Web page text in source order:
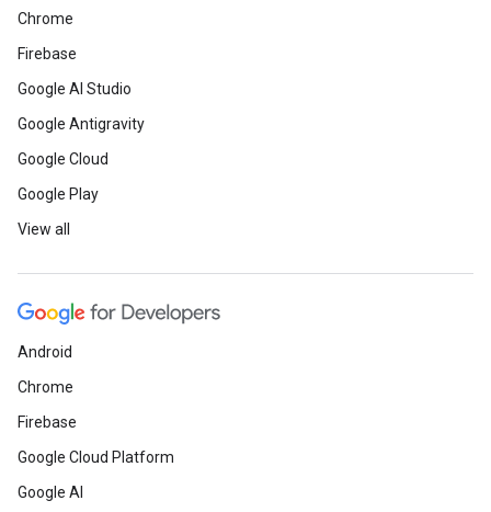
Chrome
Firebase
Google AI Studio
Google Antigravity
Google Cloud
Google Play
View all
Android
Chrome
Firebase
Google Cloud Platform
Google AI